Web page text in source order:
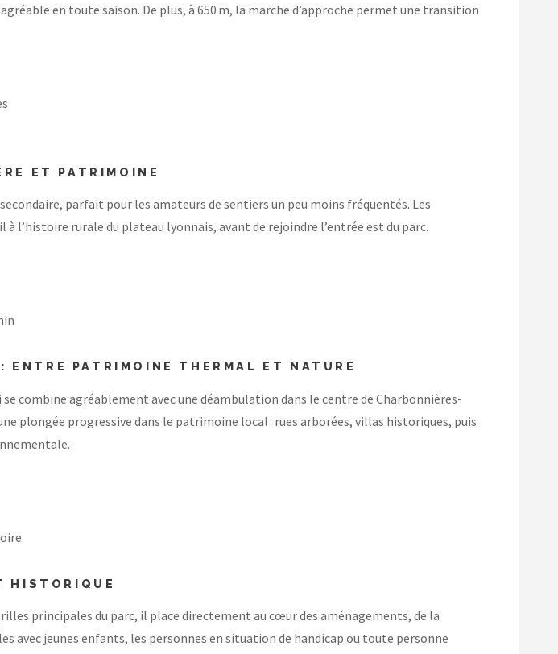
en toute saison. De plus, à 650 m, la marche d’approche permet une transition
ET PATRIMOINE
parfait pour les amateurs de sentiers un peu moins fréquentés. Les
l’histoire rurale du plateau lyonnais, avant de rejoindre l’entrée est du parc.
PATRIMOINE THERMAL ET NATURE
combine agréablement avec une déambulation dans le centre de Charbonnières-
plongée progressive dans le patrimoine local : rues arborées, villas historiques, puis
HISTORIQUE
principales du parc, il place directement au cœur des aménagements, de la
avec jeunes enfants, les personnes en situation de handicap ou toute personne